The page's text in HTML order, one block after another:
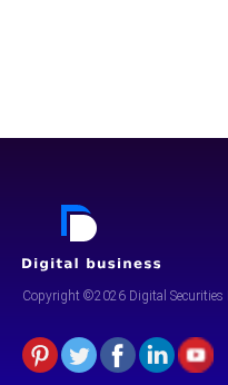
Copyright ©2026 Digital Securities